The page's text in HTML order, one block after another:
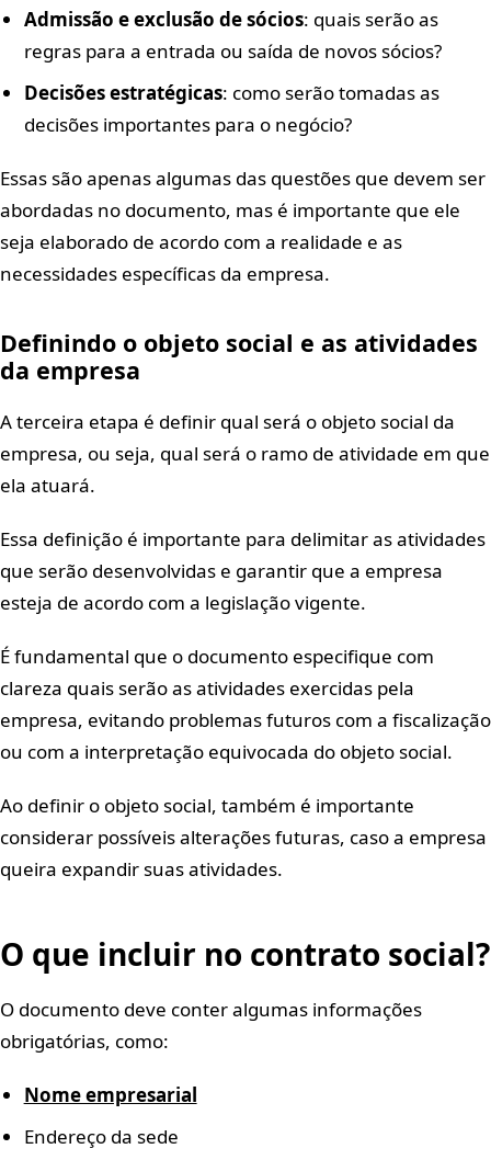
Admissão e exclusão de sócios: quais serão as
regras para a entrada ou saída de novos sócios?
Decisões estratégicas: como serão tomadas as
decisões importantes para o negócio?
Essas são apenas algumas das questões que devem ser
abordadas no documento, mas é importante que ele
seja elaborado de acordo com a realidade e as
necessidades específicas da empresa.
Definindo o objeto social e as atividades
da empresa
A terceira etapa é definir qual será o objeto social da
empresa, ou seja, qual será o ramo de atividade em que
ela atuará.
Essa definição é importante para delimitar as atividades
que serão desenvolvidas e garantir que a empresa
esteja de acordo com a legislação vigente.
É fundamental que o documento especifique com
clareza quais serão as atividades exercidas pela
empresa, evitando problemas futuros com a fiscalização
ou com a interpretação equivocada do objeto social.
Ao definir o objeto social, também é importante
considerar possíveis alterações futuras, caso a empresa
queira expandir suas atividades.
O que incluir no contrato social?
O documento deve conter algumas informações
obrigatórias, como:
Nome empresarial
Endereço da sede